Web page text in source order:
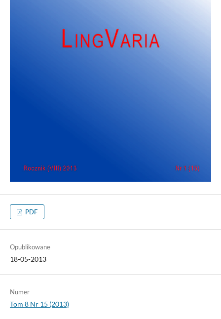
PDF
Opublikowane
18-05-2013
Numer
Tom 8 Nr 15 (2013)